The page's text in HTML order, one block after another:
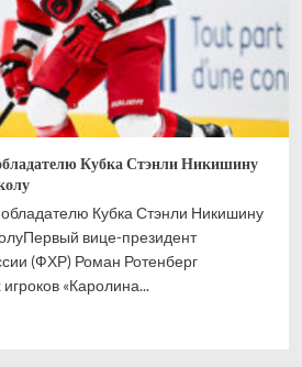
Кубка Стэнли Никишину
Кубка Стэнли Никишину
вице-президент
(ФХР) Роман Ротенберг
«Каролина...